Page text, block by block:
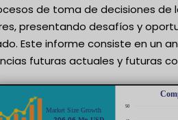
de toma de decisiones de
presentando desafíos y
Este informe consiste en un
futuras actuales y futuras